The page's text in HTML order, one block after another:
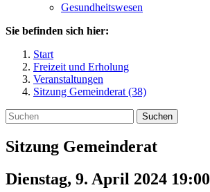
Gesundheitswesen
Sie befinden sich hier:
Start
Freizeit und Erholung
Veranstaltungen
Sitzung Gemeinderat (38)
Suchen
Sitzung Gemeinderat
Dienstag, 9. April 2024 19:00